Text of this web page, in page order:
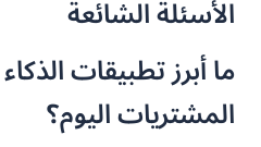
الأسئلة الشائعة
ما أبرز تطبيقات
المشتريات اليوم؟